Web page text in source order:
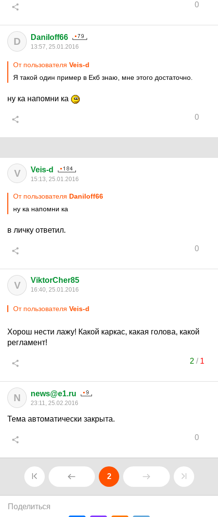
0
D Daniloff66
13:57, 25.01.2016
От пользователя Veis-d
Я такой один пример в Екб знаю, мне этого достаточно.
ну ка напомни ка
0
V Veis-d
15:13, 25.01.2016
От пользователя Daniloff66
ну ка напомни ка
в личку ответил.
0
V ViktorCher85
16:40, 25.01.2016
От пользователя Veis-d
Хорош нести лажу! Какой каркас, какая голова, какой
регламент!
2 / 1
N news@e1.ru
23:11, 25.02.2016
Тема автоматически закрыта.
0
2
Поделиться